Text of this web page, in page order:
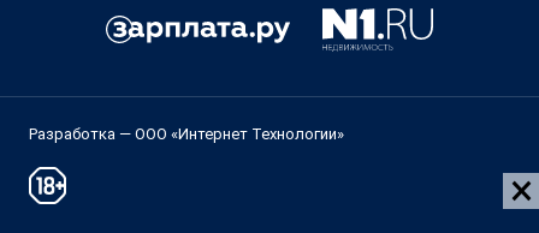
Разработка — ООО «Интернет Технологии»